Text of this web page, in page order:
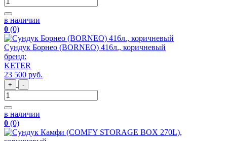
в наличии
0 (0)
Сундук Борнео (BORNEO) 416л., коричневый
бренд:
KETER
23 500 руб.
+ -
в наличии
0 (0)